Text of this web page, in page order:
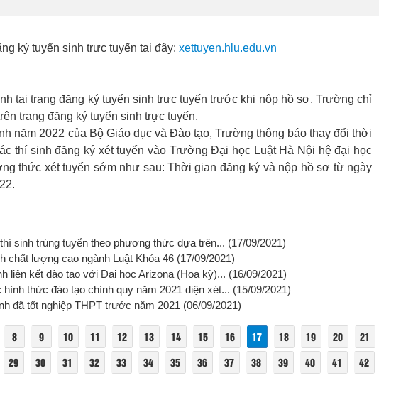
ký tuyển sinh trực tuyến tại đây: xettuyen.hlu.edu.vn
tại trang đăng ký tuyển sinh trực tuyến trước khi nộp hồ sơ. Trường chỉ
trang đăng ký tuyển sinh trực tuyến.
năm 2022 của Bộ Giáo dục và Đào tạo, Trường thông báo thay đổi thời
thí sinh đăng ký xét tuyển vào Trường Đại học Luật Hà Nội hệ đại học
thức xét tuyển sớm như sau: Thời gian đăng ký và nộp hồ sơ từ ngày
sinh trúng tuyển theo phương thức dựa trên... (17/09/2021)
chất lượng cao ngành Luật Khóa 46 (17/09/2021)
liên kết đào tạo với Đại học Arizona (Hoa kỳ)... (16/09/2021)
thức đào tạo chính quy năm 2021 diện xét... (15/09/2021)
đã tốt nghiệp THPT trước năm 2021 (06/09/2021)
8 9 10 11 12 13 14 15 16 17 18 19 20
21
29 30 31 32 33 34 35 36 37 38 39 40 41
42